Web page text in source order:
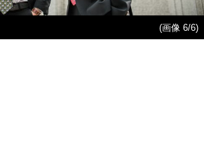
(画像 6/6)